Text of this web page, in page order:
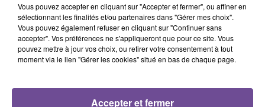
San Francisco
Turn The Lights Off
(hypaton Remix)
Mourir Sur Scène
20h02
20h02 19h56
19h56 19h52
19h52
Vous pouvez accepter en cliquant sur "Accepter et fermer", ou affiner en
sélectionnant les finalités et/ou partenaires dans "Gérer mes choix".
Vous pouvez également refuser en cliquant sur "Continuer sans
accepter". Vos préférences ne s'appliqueront que pour ce site. Vous
pouvez mettre à jour vos choix, ou retirer votre consentement à tout
moment via le lien "Gérer les cookies" situé en bas de chaque page.
Accepter et fermer